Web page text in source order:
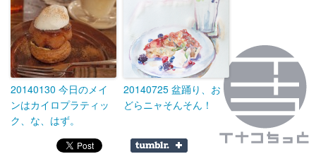
20140130 今日のメイ
ンはカイロプラティッ
ク、な、はず。
20140725 盆踊り、お
どらニャそんそん！